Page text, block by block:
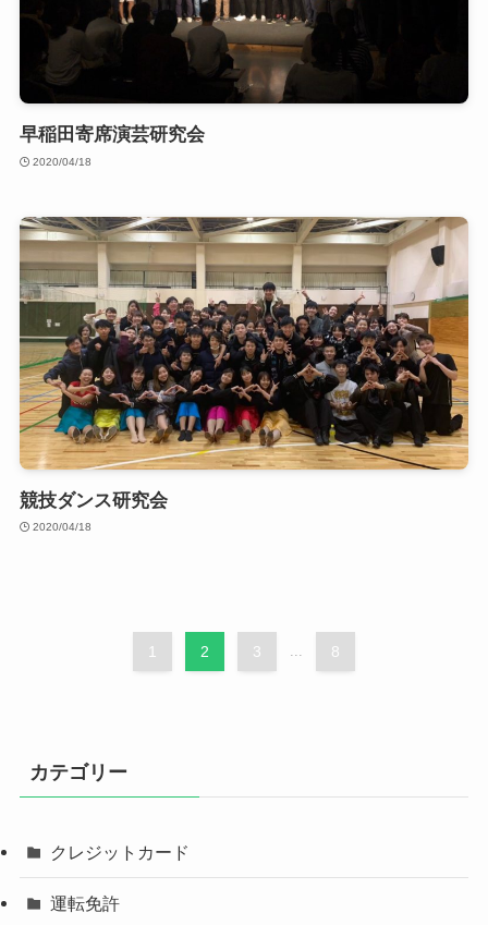
早稲田寄席演芸研究会
2020/04/18
競技ダンス研究会
2020/04/18
1 2 3 8
カテゴリー
クレジットカード
運転免許